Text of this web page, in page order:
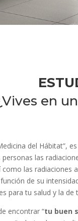
en
del Hábitat”,
las
las radiaciones
de su
para tu salud y la de
encontrar “tu buen